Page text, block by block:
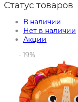
Статус товаров
В наличии
Нет в наличии
Акции
- 19%